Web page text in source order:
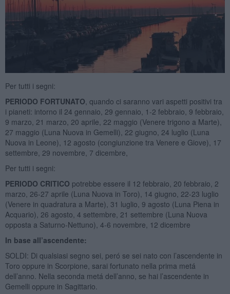
Per tutti i segni:
PERIODO FORTUNATO, quando ci saranno vari aspetti positivi tra
i pianeti: intorno il 24 gennaio, 29 gennaio, 1-2 febbraio, 9 febbraio,
9 marzo, 21 marzo, 20 aprile, 22 maggio (Venere trigono a Marte),
27 maggio (Luna Nuova in Gemelli), 22 giugno, 24 luglio (Luna
Nuova in Leone), 12 agosto (congiunzione tra Venere e Giove), 17
settembre, 29 novembre, 7 dicembre,
Per tutti i segni:
PERIODO CRITICO potrebbe essere il 12 febbraio, 20 febbraio, 2
marzo, 26-27 aprile (Luna Nuova in Toro), 14 giugno, 22-23 luglio
(Venere in quadratura a Marte), 31 luglio, 9 agosto (Luna Piena in
Acquario), 26 agosto, 4 settembre, 21 settembre (Luna Nuova
opposta a Saturno-Nettuno), 4-6 novembre, 12 dicembre
In base all’ascendente:
SOLDI: Di qualsiasi segno sei, peró se sei nato con l’ascendente in
Toro oppure in Scorpione, sarai fortunato nella prima metá
dell’anno. Nella seconda metá dell’anno, se hai l’ascendente in
Gemelli oppure in Sagittario.